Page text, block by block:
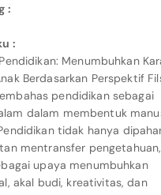
:
:
Menumbuhkan
Berdasarkan Perspektif
pendidikan sebagai
dalam membentuk
tidak hanya
mentransfer pengetahuan,
upaya menumbuhkan
akal budi, kreativitas, dan